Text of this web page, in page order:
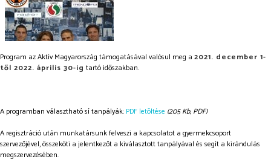
Program az Aktív Magyarország támogatásával valósul meg a 2021. december 1-
től 2022. április 30-ig tartó időszakban.
A programban választható sí tanpályák: PDF letöltése (205 Kb, PDF)
A regisztráció után munkatársunk felveszi a kapcsolatot a gyermekcsoport
szervezőjével, összeköti a jelentkezőt a kiválasztott tanpályával és segít a kirándulás
megszervezésében.